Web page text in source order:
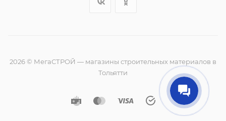
2026 © МегаСТРОЙ — магазины строительных материалов в
Тольятти